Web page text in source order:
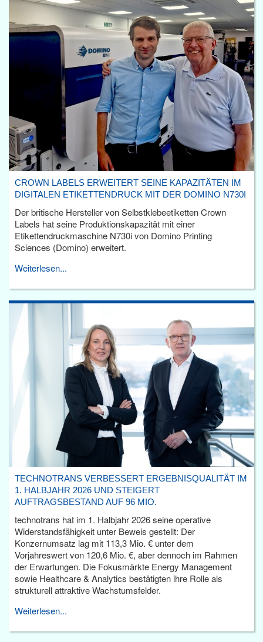
CROWN LABELS ERWEITERT SEINE KAPAZITÄTEN IM
DIGITALEN ETIKETTENDRUCK MIT DER DOMINO N730I
Der britische Hersteller von Selbstklebeetiketten Crown
Labels hat seine Produktionskapazität mit einer
Etikettendruckmaschine N730i von Domino Printing
Sciences (Domino) erweitert.
Weiterlesen...
TECHNOTRANS VERBESSERT ERGEBNISQUALITÄT IM
1. HALBJAHR 2026 UND STEIGERT
AUFTRAGSBESTAND AUF 96 MIO.
technotrans hat im 1. Halbjahr 2026 seine operative
Widerstandsfähigkeit unter Beweis gestellt: Der
Konzernumsatz lag mit 113,3 Mio. € unter dem
Vorjahreswert von 120,6 Mio. €, aber dennoch im Rahmen
der Erwartungen. Die Fokusmärkte Energy Management
sowie Healthcare & Analytics bestätigten ihre Rolle als
strukturell attraktive Wachstumsfelder.
Weiterlesen...